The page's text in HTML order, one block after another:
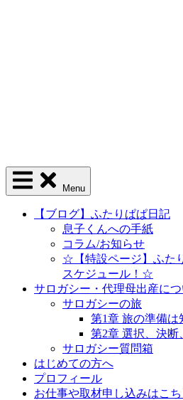
Menu
【ブログ】ふたりぱぱ日記
息子くんへの手紙
コラム/お知らせ
☆【特設ページ】ふた
スケジュール！☆
サロガシー・代理母出産につ
サロガシーの旅
第1章 旅の準備は
第2章 選択、決断
サロガシー質問箱
はじめての方へ
プロフィール
お仕事や取材申し込みはこ